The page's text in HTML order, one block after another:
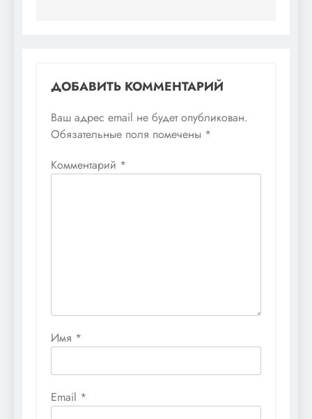
ДОБАВИТЬ КОММЕНТАРИЙ
Ваш адрес email не будет опубликован.
Обязательные поля помечены *
Комментарий *
Имя *
Email *